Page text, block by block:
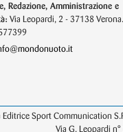
Redazione, Amministrazione e
Via Leopardi, 2 - 37138 Verona.
Editrice Sport Communication
Via G. Leopardi